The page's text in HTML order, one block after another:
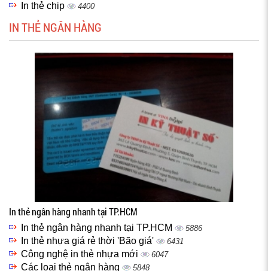
In thẻ chip 4400
IN THẺ NGÂN HÀNG
In thẻ ngân hàng nhanh tại TP.HCM
In thẻ ngân hàng nhanh tại TP.HCM 5886
In thẻ nhựa giá rẻ thời 'Bão giá' 6431
Công nghệ in thẻ nhựa mới 6047
Các loại thẻ ngân hàng 5848